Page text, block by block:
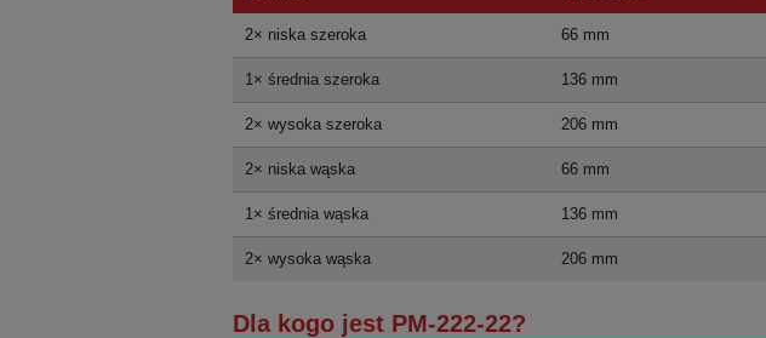
2× niska szeroka 66 mm
1× średnia szeroka 136 mm
2× wysoka szeroka 206 mm
2× niska wąska 66 mm
1× średnia wąska 136 mm
2× wysoka wąska 206 mm
Dla kogo jest PM-222-22?